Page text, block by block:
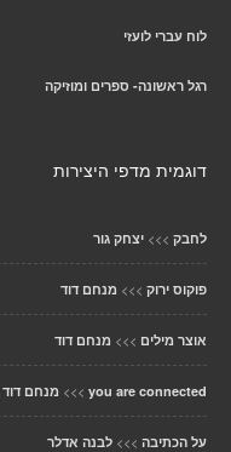
לוח עברי לועזי
רגל ראשונה- ספרים ומוזיקה
דוגמית מדפי היצירות
לחבק >>> יצחק גור
פוקוס ירוק >>> מנחם דוד
אוצר מילים >>> מנחם דוד
you are connected
>>> מנחם דוד
על הכתיבה >>> לבנה אדלר